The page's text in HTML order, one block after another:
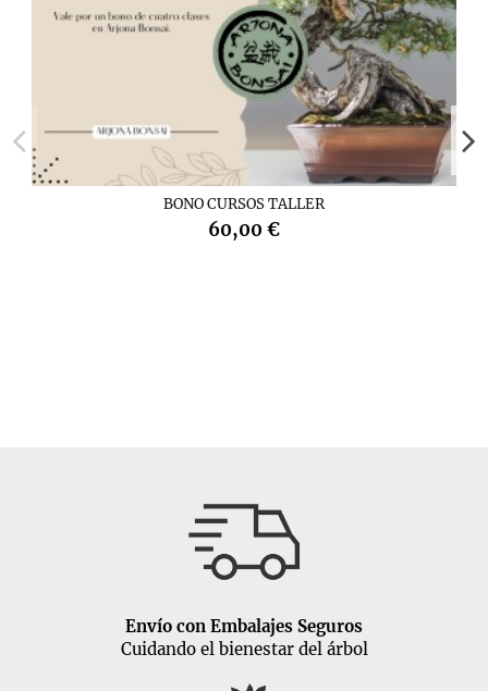
BONO CURSOS TALLER
60,00 €
Envío con Embalajes Seguros
Cuidando el bienestar del árbol